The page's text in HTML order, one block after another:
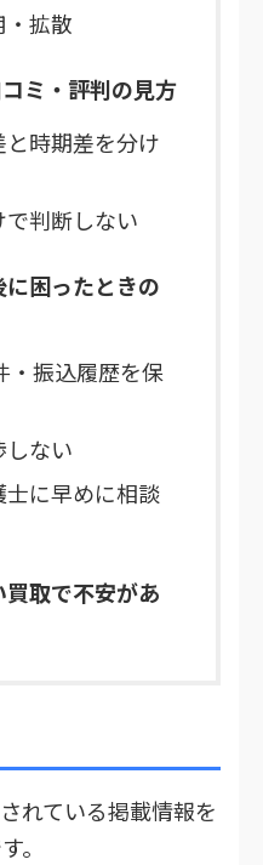
拡散
ミ・評判の見方
時期差を分け
判断しない
困ったときの
・振込履歴を保
しない
に早めに相談
取で不安があ
れている掲載情報を
。